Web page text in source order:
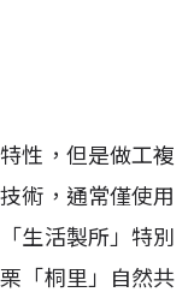
性，但是做工複
術，通常僅使用
「生活製所」 特別
「桐里」自然共